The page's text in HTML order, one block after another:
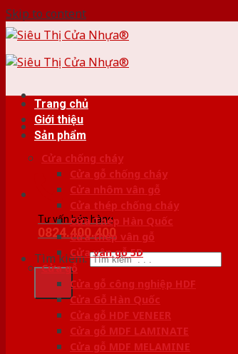
Skip to content
Tư vấn bán hàng
0824.400.400
Tìm kiếm:
Trang chủ
Giới thiệu
Sản phẩm
Cửa chống cháy
Cửa gỗ chống cháy
Cửa nhôm vân gỗ
Cửa thép chống cháy
Cửa Thép Hàn Quốc
Cửa thép vân gỗ
Cửa vân gỗ 5D
Cửa gỗ
Cửa gỗ công nghiệp HDF
Cửa Gỗ Hàn Quốc
Cửa gỗ HDF VENEER
Cửa gỗ MDF LAMINATE
Cửa gỗ MDF MELAMINE